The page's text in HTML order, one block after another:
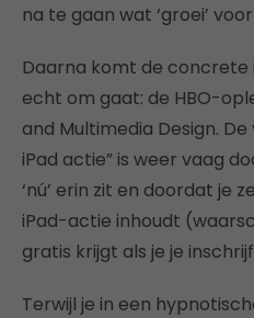
na te gaan wat ‘groei’
Daarna komt de
echt om gaat: de HBO-
and Multimedia Design. De
iPad actie” is weer vaag
‘nú’ erin zit en doordat je
iPad-actie inhoudt
gratis krijgt als je je
Terwijl je in een